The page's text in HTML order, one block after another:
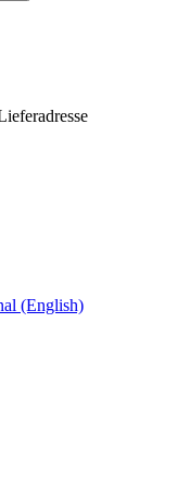
(English)